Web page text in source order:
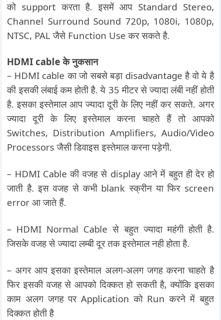
को support करता है. इसमें आप Standard Stereo,
Channel Surround Sound 720p, 1080i, 1080p,
NTSC, PAL जैसे Function Use कर सकते है.
HDMI cable के नुकसान
– HDMI cable का जो सबसे बड़ा disadvantage है वो ये है
की इसकी लंबाई कम होती है. ये 35 मीटर से ज्यादा लंबी नहीं होती
है. इसका इस्तेमाल आप ज्यादा दूरी के लिए नहीं कर सकते. अगर
ज्यादा दूरी के लिए इस्तेमाल करना चाहते हैं तो आपको
Switches, Distribution Amplifiers, Audio/Video
Processors जैसी डिवाइस इस्तेमाल करना पड़ेगी.
– HDMI Cable की वजह से display आने में बहुत ही देर हो
जाती है. इस वजह से कभी blank स्क्रीन या फिर screen
error आ जाते हैं.
– HDMI Normal Cable से बहुत ज्यादा महंगी होती है.
जिसके वजह से ज्यादा लम्बी दूर तक इस्तेमाल नही होता है.
– अगर आप इसका इस्तेमाल अलग-अलग जगह करना चाहते है
फिर इसकी वजह से आपको दिक्कत हो सकती है, क्योंकि इसका
काम अलग जगह पर Application को Run करने में बहुत
दिक्कत होती है